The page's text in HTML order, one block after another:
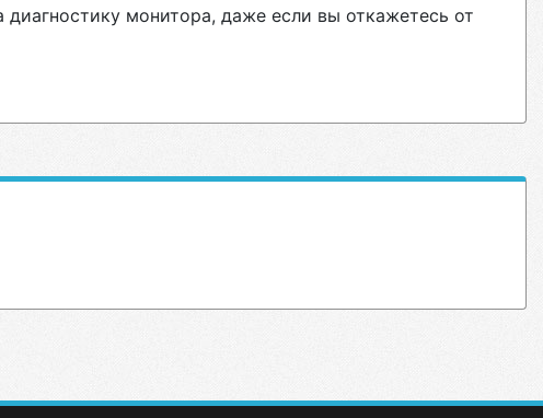
монитора, даже если вы откажетесь от